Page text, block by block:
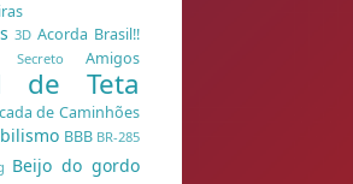
3DAcorda Brasil!!
Secreto Amigos
de Teta
de Caminhões
BBB BR-285
Beijo do gordo